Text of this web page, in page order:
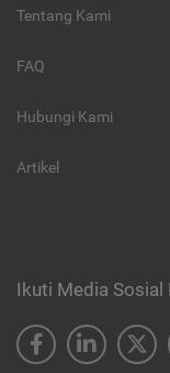
Tentang Kami
FAQ
Hubungi Kami
Artikel
Ikuti Media Sosial